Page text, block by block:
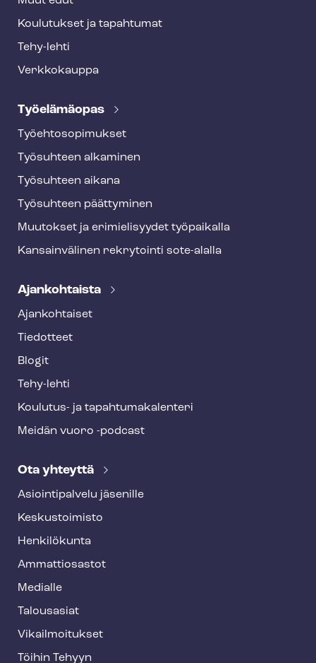
Koulutukset ja tapahtumat
Tehy-lehti
Verkkokauppa
Työelämäopas
Työ­eh­to­so­pi­muk­set
Työsuhteen alkaminen
Työsuhteen aikana
Työsuhteen päättyminen
Muutokset ja erimielisyydet työpaikalla
Kansainvälinen rekrytointi sote-alalla
Ajankohtaista
Ajankohtaiset
Tiedotteet
Blogit
Tehy-lehti
Koulutus- ja ta­pah­tu­ma­ka­len­te­ri
Meidän vuoro -podcast
Ota yhteyttä
Asioin­ti­pal­ve­lu jäsenille
Keskustoimisto
Henkilökunta
Ammattiosastot
Medialle
Talousasiat
Vi­kail­moi­tuk­set
Töihin Tehyyn